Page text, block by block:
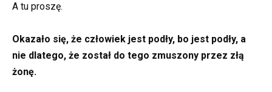
A tu proszę.
Okazało się, że człowiek jest podły, bo jest podły, a
nie dlatego, że został do tego zmuszony przez złą
żonę.